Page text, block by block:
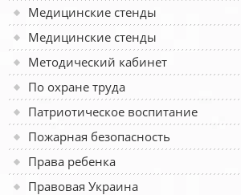
Медицинские стенды
Медицинские стенды
Методический кабинет
По охране труда
Патриотическое воспитание
Пожарная безопасность
Права ребенка
Правовая Украина